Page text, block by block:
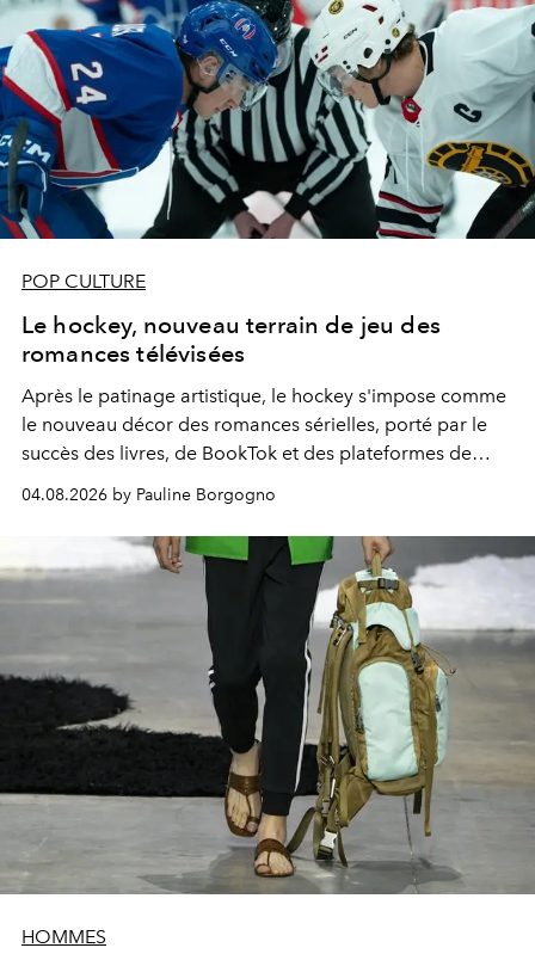
POP CULTURE
Le hockey, nouveau terrain de jeu des
romances télévisées
Après le patinage artistique, le hockey s'impose comme
le nouveau décor des romances sérielles, porté par le
succès des livres, de BookTok et des plateformes de
04.08.2026 by Pauline Borgogno
HOMMES